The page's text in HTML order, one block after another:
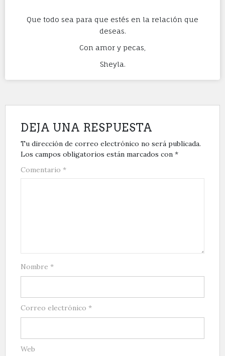
Que todo sea para que estés en la relación que
deseas.
Con amor y pecas,
Sheyla.
DEJA UNA RESPUESTA
Tu dirección de correo electrónico no será publicada.
Los campos obligatorios están marcados con *
Comentario *
Nombre *
Correo electrónico *
Web